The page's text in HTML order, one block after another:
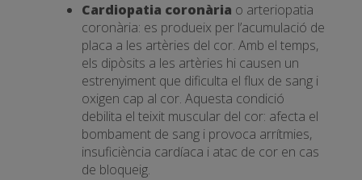
Cardiopatia coronària o arteriopatia
coronària: es produeix per l’acumulació de
placa a les artèries del cor. Amb el temps,
els dipòsits a les artèries hi causen un
estrenyiment que dificulta el flux de sang i
oxigen cap al cor. Aquesta condició
debilita el teixit muscular del cor: afecta el
bombament de sang i provoca arrítmies,
insuficiència cardíaca i atac de cor en cas
de bloqueig.